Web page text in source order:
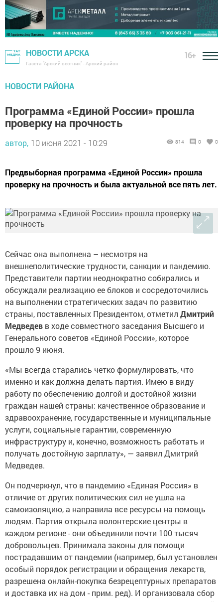
НОВОСТИ АРСКА
Газета "Арский вестник" - Арский район
16+
НОВОСТИ РАЙОНА
Программа «Единой России» прошла
проверку на прочность
автор, 10 июня 2021 - 10:29 814 0 0
Предвыборная программа «Единой России» прошла
проверку на прочность и была актуальной все пять лет.
Сейчас она выполнена – несмотря на
внешнеполитические трудности, санкции и пандемию.
Представители партии неоднократно собирались и
обсуждали реализацию ее блоков и сосредоточились
на выполнении стратегических задач по развитию
страны, поставленных Президентом, отметил Дмитрий
Медведев в ходе совместного заседания Высшего и
Генерального советов «Единой России», которое
прошло 9 июня.
«Мы всегда старались четко формулировать, что
именно и как должна делать партия. Имею в виду
работу по обеспечению долгой и достойной жизни
граждан нашей страны: качественное образование и
здравоохранение, государственные и муниципальные
услуги, социальные гарантии, современную
инфраструктуру и, конечно, возможность работать и
получать достойную зарплату», — заявил Дмитрий
Медведев.
Он подчеркнул, что в пандемию «Единая Россия» в
отличие от других политических сил не ушла на
самоизоляцию, а направила все ресурсы на помощь
людям. Партия открыла волонтерские центры в
каждом регионе - они объединили почти 100 тысяч
добровольцев. Принимала законы для помощи
пострадавшим от пандемии (например, был установлен
особый порядок регистрации и обращения лекарств,
разрешена онлайн-покупка безрецептурных препаратов
и доставка их на дом - прим. ред). И организовала сбор